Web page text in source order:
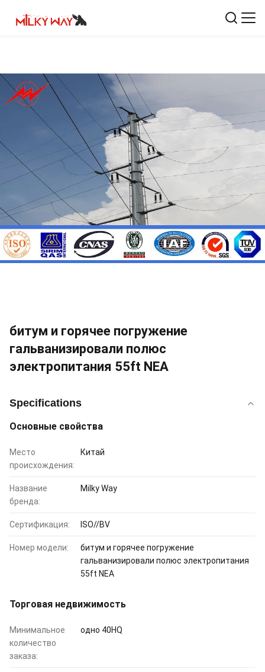
битум и горячее погружение
гальванизировали полюс
электропитания 55ft NEA
Specifications
Основные свойства
Место
происхождения:
Китай
Название
бренда:
Milky Way
Сертификация: ISO//BV
Номер модели:
битум и горячее погружение
гальванизировали полюс электропитания
55ft NEA
Торговая недвижимость
Минимальное
количество
заказа:
одно 40HQ